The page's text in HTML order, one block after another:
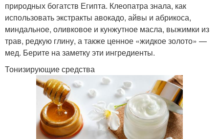
природных богатств Египта. Клеопатра знала, как
использовать экстракты авокадо, айвы и абрикоса,
миндальное, оливковое и кунжутное масла, выжимки из
трав, редкую глину, а также ценное «жидкое золото» —
мед. Берите на заметку эти ингредиенты.
Тонизирующие средства